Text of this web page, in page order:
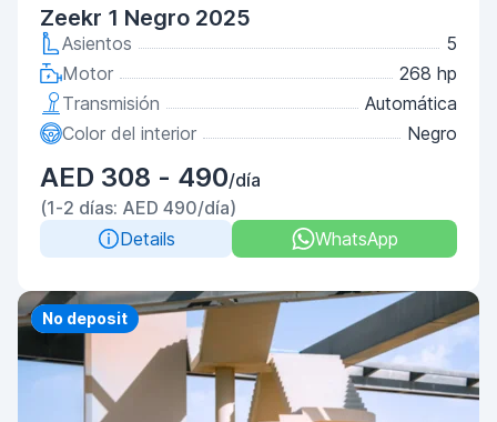
Zeekr 1 Negro 2025
Asientos
5
Motor
268 hp
Transmisión
Automática
Color del interior
Negro
AED 308 - 490/día
(1-2 días: AED 490/día)
Details
WhatsApp
Priority
No deposit